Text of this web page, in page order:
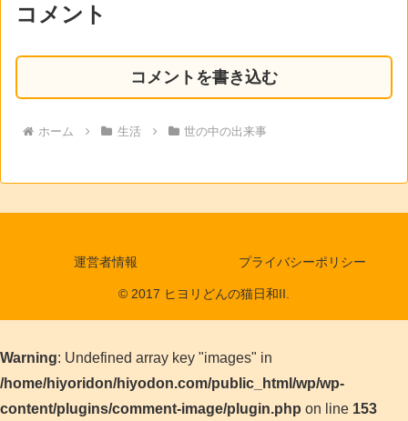
コメント
コメントを書き込む
ホーム 生活 世の中の出来事
運営者情報 プライバシーポリシー
© 2017 ヒヨリどんの猫日和II.
Warning: Undefined array key "images" in
/home/hiyoridon/hiyodon.com/public_html/wp/wp-
content/plugins/comment-image/plugin.php on line 153